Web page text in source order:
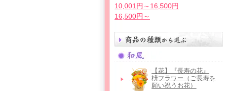
10,001円～16,500円
16,500円～
【花】『長寿の花』
枡フラワー（ご長寿を
願い祝うお花）